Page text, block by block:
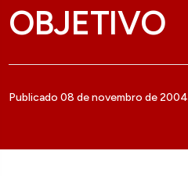
OBJETIVO
Publicado 08 de novembro de 2004